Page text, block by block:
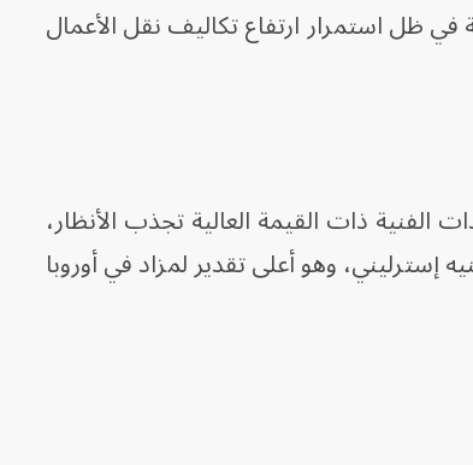
ظل استمرار ارتفاع تكاليف نقل الأعمال
الفنية ذات القيمة العالية تجذب الأنظار،
"لويس" في دار سوذبيز بـ 200 مليون جنيه إسترليني، وهو أعلى تقدير لمزاد في أوروبا